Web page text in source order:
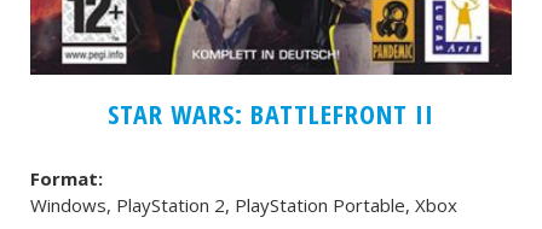
STAR WARS: BATTLEFRONT II
Format:
Windows, PlayStation 2, PlayStation Portable, Xbox